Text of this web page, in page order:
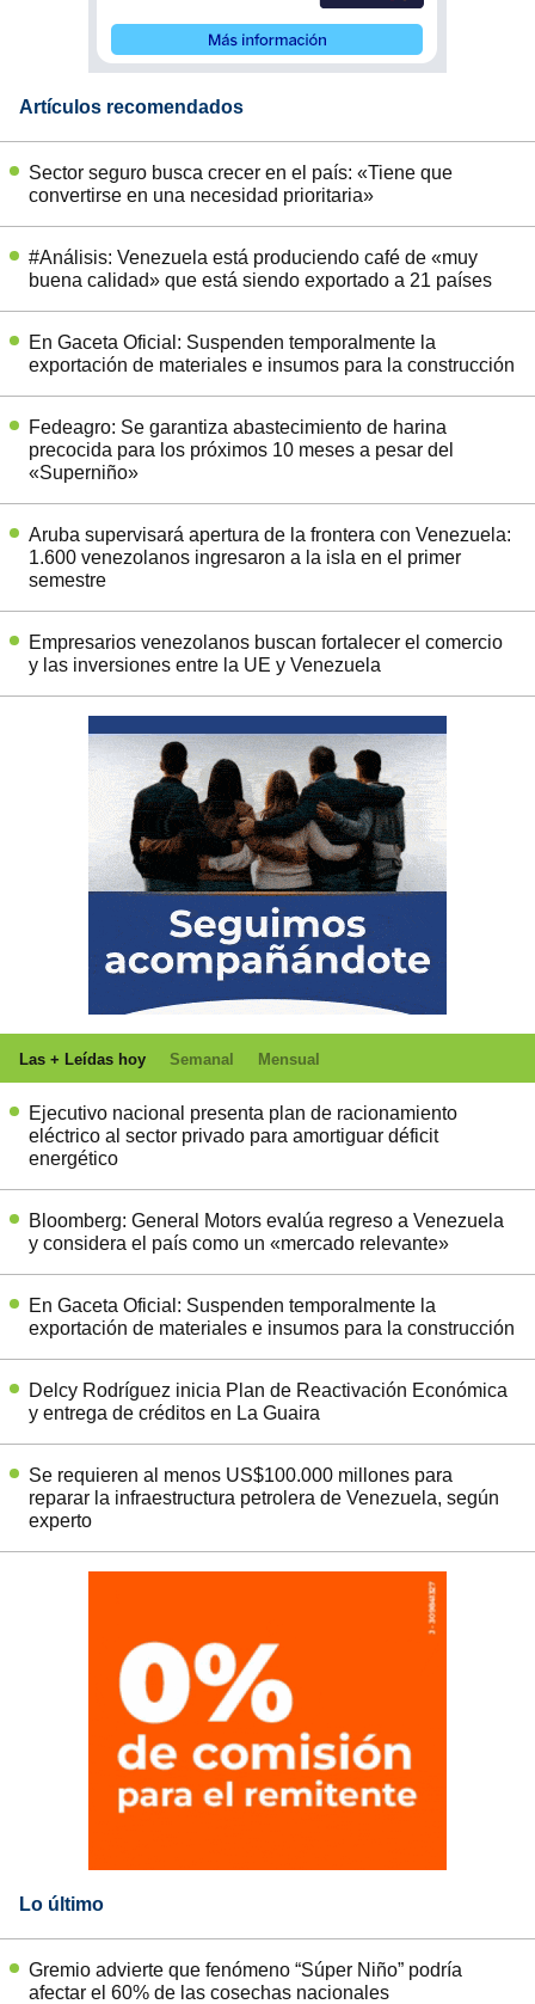
Artículos recomendados
Sector seguro busca crecer en el país: «Tiene que
convertirse en una necesidad prioritaria»
#Análisis: Venezuela está produciendo café de «muy
buena calidad» que está siendo exportado a 21 países
En Gaceta Oficial: Suspenden temporalmente la
exportación de materiales e insumos para la construcción
Fedeagro: Se garantiza abastecimiento de harina
precocida para los próximos 10 meses a pesar del
«Superniño»
Aruba supervisará apertura de la frontera con Venezuela:
1.600 venezolanos ingresaron a la isla en el primer
semestre
Empresarios venezolanos buscan fortalecer el comercio
y las inversiones entre la UE y Venezuela
Las + Leídas hoy Semanal Mensual
Ejecutivo nacional presenta plan de racionamiento
eléctrico al sector privado para amortiguar déficit
energético
Bloomberg: General Motors evalúa regreso a Venezuela
y considera el país como un «mercado relevante»
En Gaceta Oficial: Suspenden temporalmente la
exportación de materiales e insumos para la construcción
Delcy Rodríguez inicia Plan de Reactivación Económica
y entrega de créditos en La Guaira
Se requieren al menos US$100.000 millones para
reparar la infraestructura petrolera de Venezuela, según
experto
Lo último
Gremio advierte que fenómeno “Súper Niño” podría
afectar el 60% de las cosechas nacionales